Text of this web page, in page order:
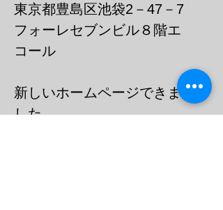
東京都豊島区池袋2－47－7
フォーレセブンビル８階エ
コール
​新しいホームページできま
した